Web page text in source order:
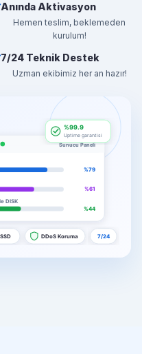
Anında Aktivasyon
Hemen teslim, beklemeden
kurulum!
7/24 Teknik Destek
Uzman ekibimiz her an hazır!